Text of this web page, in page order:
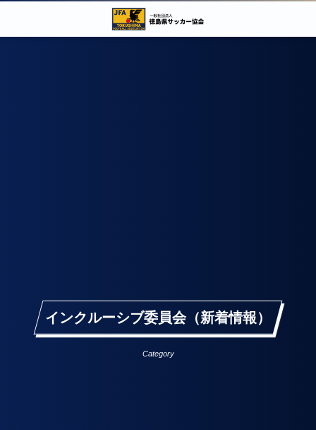
インクルーシブ委員会（新着情報）
Category